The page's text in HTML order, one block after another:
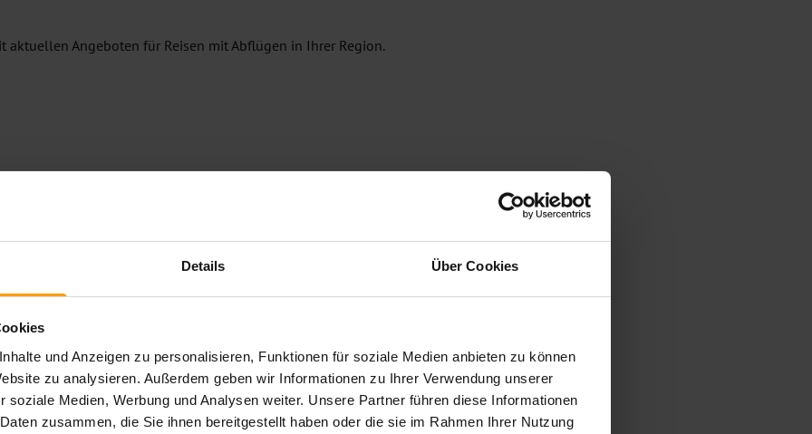
Details Über Cookies
und Anzeigen zu personalisieren, Funktionen für soziale Medien anbieten zu können
zu analysieren. Außerdem geben wir Informationen zu Ihrer Verwendung unserer
soziale Medien, Werbung und Analysen weiter. Unsere Partner führen diese Informationen
zusammen, die Sie ihnen bereitgestellt haben oder die sie im Rahmen Ihrer Nutzung
Angeboten für Reisen mit Abflügen in Ihrer Region.